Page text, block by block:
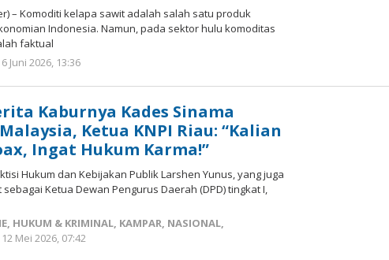
– Komoditi kelapa sawit adalah salah satu produk
Indonesia. Namun, pada sektor hulu komoditas
faktual
6 Juni 2026, 13:36
Kaburnya Kades Sinama
Ketua KNPI Riau: “Kalian
Ingat Hukum Karma!”
Hukum dan Kebijakan Publik Larshen Yunus, yang juga
Ketua Dewan Pengurus Daerah (DPD) tingkat I,
, HUKUM & KRIMINAL, KAMPAR, NASIONAL,
12 Mei 2026, 07:42